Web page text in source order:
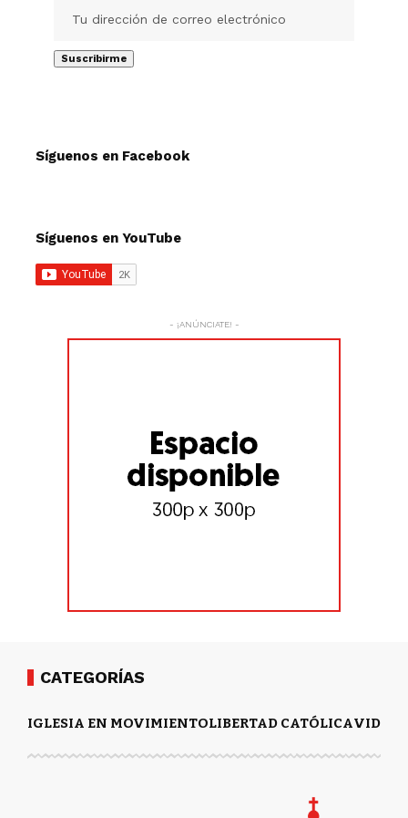
Síguenos en Facebook
Síguenos en YouTube
- ¡ANÚNCIATE! -
CATEGORÍAS
IGLESIA EN MOVIMIENTOLIBERTAD CATÓLICAVIDA